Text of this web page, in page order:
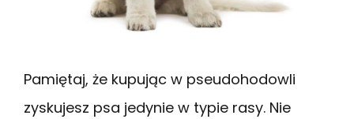
Pamiętaj, że kupując w pseudohodowli
zyskujesz psa jedynie w typie rasy. Nie